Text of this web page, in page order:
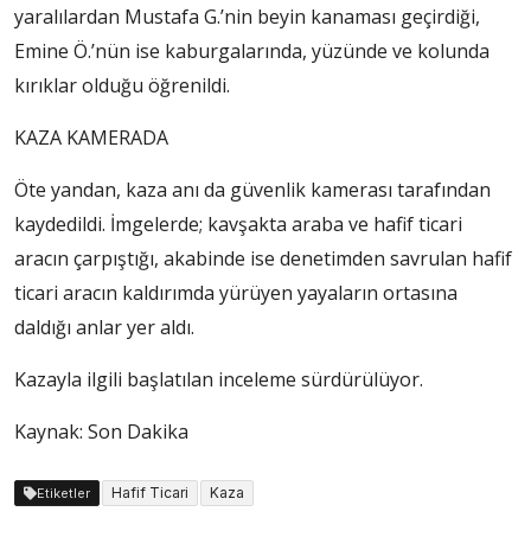
yaralılardan Mustafa G.’nin beyin kanaması geçirdiği,
Emine Ö.’nün ise kaburgalarında, yüzünde ve kolunda
kırıklar olduğu öğrenildi.
KAZA KAMERADA
Öte yandan, kaza anı da güvenlik kamerası tarafından
kaydedildi. İmgelerde; kavşakta araba ve hafif ticari
aracın çarpıştığı, akabinde ise denetimden savrulan hafif
ticari aracın kaldırımda yürüyen yayaların ortasına
daldığı anlar yer aldı.
Kazayla ilgili başlatılan inceleme sürdürülüyor.
Kaynak: Son Dakika
Etiketler Hafif Ticari Kaza